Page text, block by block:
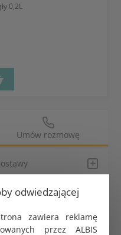
odwiedzającej
zawiera reklamę
przez ALBIS
0,2L
Umów rozmowę